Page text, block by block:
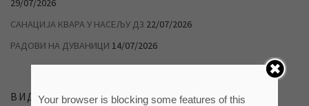
29/07/2026
САНАЦИЈА КВАРА У НАСЕЉУ Д3 22/07/2026
РАДОВИ НА ДУВАНИЦИ 14/07/2026
ВИДЕО ПРИЛОЗИ НА НАШЕМ ЈУТЈУБ КАНАЛУ
Your browser is blocking some features of this